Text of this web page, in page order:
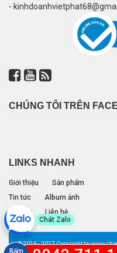
-
CHÚNG TÔI TRÊN
LINKS NHANH
Giới thiệu
Sản phẩm
Tin tức
Album ảnh
Đối tác
Liên hệ
© 2016 - 2017 Copyright by
nay: 0 lượt
Chát Zalo
Bấm